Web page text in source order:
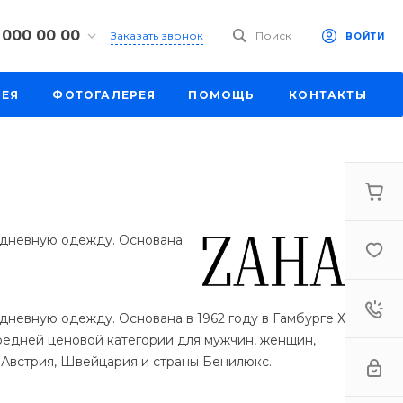
000 00 00
ул. Труда,
64
00 00
Заказать звонок Поиск ВОЙТИ
ФОТОГАЛЕРЕЯ ПОМОЩЬ КОНТАКТЫ
одежду. Основана
одежду. Основана в 1962 году в Гамбурге Хансом
ценовой категории для мужчин, женщин,
Швейцария и страны Бенилюкс.